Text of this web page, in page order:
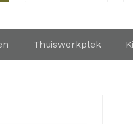
Thuiswerkplek